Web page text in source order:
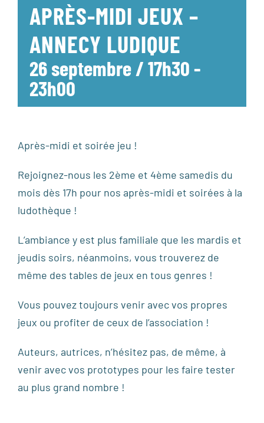
APRÈS-MIDI JEUX –
ANNECY LUDIQUE
26 septembre / 17h30-
23h00
Après-midi et soirée jeu !
Rejoignez-nous les 2ème et 4ème samedis du
mois dès 17h pour nos après-midi et soirées à la
ludothèque !
L’ambiance y est plus familiale que les mardis et
jeudis soirs, néanmoins, vous trouverez de
même des tables de jeux en tous genres !
Vous pouvez toujours venir avec vos propres
jeux ou profiter de ceux de l’association !
Auteurs, autrices, n’hésitez pas, de même, à
venir avec vos prototypes pour les faire tester
au plus grand nombre !